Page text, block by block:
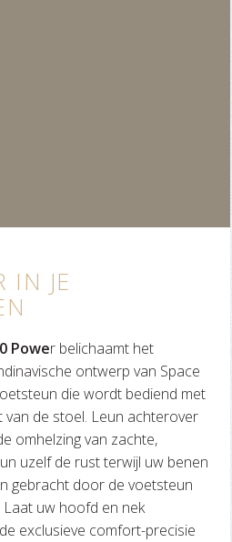
IN JE
Power belichaamt het
ontwerp van Space
die wordt bediend met
van de stoel. Leun achterover
omhelzing van zachte,
uzelf de rust terwijl uw benen
gebracht door de voetsteun
Laat uw hoofd en nek
exclusieve comfort-precisie